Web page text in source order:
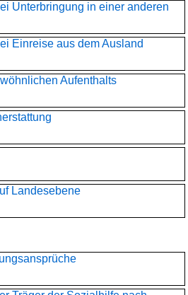
Unterbringung in einer anderen
Einreise aus dem Ausland
Aufenthalts
Landesebene